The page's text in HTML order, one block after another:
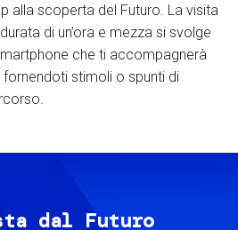
alla scoperta del Futuro. La visita
di un’ora e mezza si svolge
che ti accompagnerà
stimoli o spunti di
dal Futuro